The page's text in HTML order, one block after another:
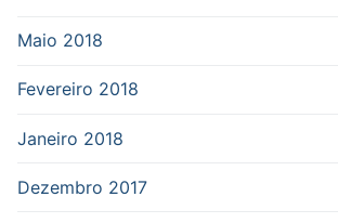
Maio 2018
Fevereiro 2018
Janeiro 2018
Dezembro 2017